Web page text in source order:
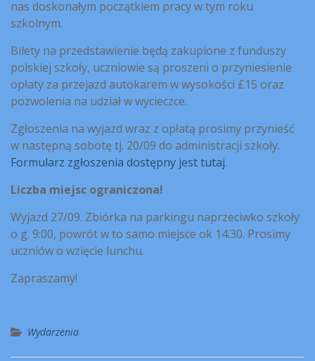
nas doskonałym początkiem pracy w tym roku
szkolnym.
Bilety na przedstawienie będą zakupione z funduszy
polskiej szkoły, uczniowie są proszeni o przyniesienie
opłaty za przejazd autokarem w wysokości £15 oraz
pozwolenia na udział w wycieczce.
Zgłoszenia na wyjazd wraz z opłatą prosimy przynieść
w następną sobotę tj. 20/09 do administracji szkoły.
Formularz zgłoszenia dostępny jest tutaj.
Liczba miejsc ograniczona!
Wyjazd 27/09. Zbiórka na parkingu naprzeciwko szkoły
o g. 9:00, powrót w to samo miejsce ok 14.30. Prosimy
uczniów o wzięcie lunchu.
Zapraszamy!
Wydarzenia